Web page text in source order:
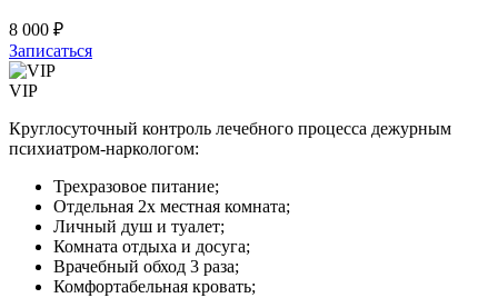
8 000 ₽
Записаться
VIP
Круглосуточный контроль лечебного процесса дежурным
психиатром-наркологом:
Трехразовое питание;
Отдельная 2х местная комната;
Личный душ и туалет;
Комната отдыха и досуга;
Врачебный обход 3 раза;
Комфортабельная кровать;